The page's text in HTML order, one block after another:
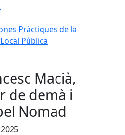
Pràctiques de la
Pública
Macià,
de demà i
Nomad